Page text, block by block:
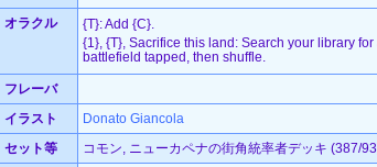
オラクル
{T}: Add {C}.
{1}, {T}, Sacrifice this land: Search your library
battlefield tapped, then shuffle.
フレーバ
イラスト
Donato Giancola
セット等
コモン, ニューカペナの街角統率者デッキ (387/